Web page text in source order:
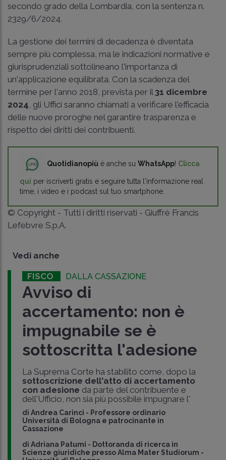
secondo grado della Lombardia, con la sentenza n.
2329/6/2024.
La gestione dei termini di decadenza è diventata
sempre più complessa, ma le indicazioni normative e
giurisprudenziali sottolineano l'importanza di
un'applicazione equilibrata. Con la scadenza del
termine per l'anno 2018, prevista per il 31 dicembre
2024 , gli Uffici saranno chiamati a verificare l'efficacia
delle nuove proroghe nel garantire trasparenza e
rispetto dei diritti dei contribuenti.
Quotidianopiù è anche su WhatsApp! Clicca
qui per iscriverti gratis e seguire tutta l'informazione real
time, i video e i podcast sul tuo smartphone.
© Copyright - Tutti i diritti riservati - Giuffrè Francis
Lefebvre S.p.A.
Vedi anche
FISCO DALLA CASSAZIONE
Avviso di
accertamento: non è
impugnabile se è
sottoscritta l'adesione
La Suprema Corte ha stabilito come, dopo la
sottoscrizione dell'atto di accertamento
con adesione da parte del contribuente e
dell'Ufficio, non sia più possibile impugnare l'
di Andrea Carinci - Professore ordinario
Università di Bologna e patrocinante in
Cassazione
di Adriana Patumi - Dottoranda di ricerca in
Scienze giuridiche presso Alma Mater Studiorum -